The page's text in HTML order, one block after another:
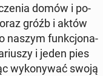
domów i po­
gróźb i aktów
naszym funk­cjo­na­
i jeden pies
wy­ko­ny­wać swoją